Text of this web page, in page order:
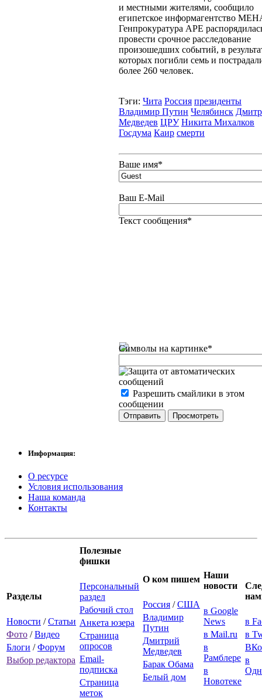
и местными жителями, сообщило
египетское информагентство
Генпрокуратура АРЕ
провести срочное расследование
произошедших событий, в
которых погибли семь и
более 260 человек.
Тэги: Чита Россия президенты
Владимир Путин Челябинск
Медведев ЦРУ Никита Михалков
Госдума Каир смерти
Ваше имя*
Ваш E-Mail
Текст сообщения*
Символы на картинке*
Разрешить смайлики в этом
сообщении
Информация:
О ресурсе
Условия использования
Наша команда
Контакты
Разделы
Новости /Статьи
Фото /Видео
Блоги /Форум
Выбор редактора
Полезные
фишки
Персональный
раздел
Рабочий стол
Анкета юзера
Страница
опросов
Email-
подписка
Страница
меток
О ком пишем
Россия /США
Владимир
Путин
Дмитрий
Медведев
Барак Обама
Белый дом
Наши
новости
в Google
News
в Mail.ru
в
Рамблере
в
Новотеке
в
в
в